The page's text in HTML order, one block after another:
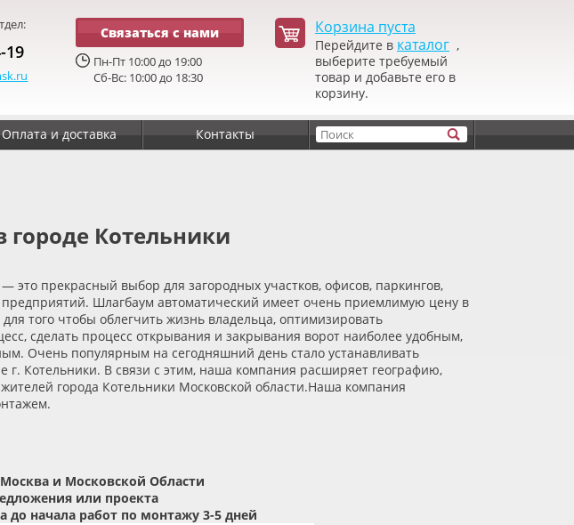
19
Связаться с нами
Пн-Пт 10:00 до 19:00
Сб-Вс: 10:00 до 18:30
Корзина пуста
Перейдите в каталог ,
выберите требуемый
товар и добавьте его в
корзину.
Оплата и доставка Контакты
городе Котельники
это прекрасный выбор для загородных участков, офисов, паркингов,
Шлагбаум автоматический имеет очень приемлимую цену в
того чтобы облегчить жизнь владельца, оптимизировать
сделать процесс открывания и закрывания ворот наиболее удобным,
Очень популярным на сегодняшний день стало устанавливать
г. Котельники. В связи с этим, наша компания расширяет географию,
города Котельники Московской области.Наша компания
и Московской Области
или проекта
до начала работ по монтажу 3-5 дней